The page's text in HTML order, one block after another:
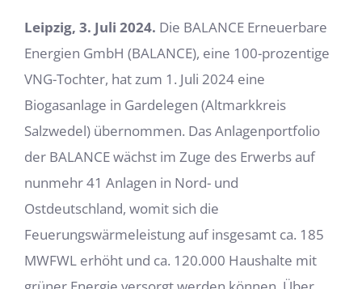
Leipzig, 3. Juli 2024. Die BALANCE Erneuerbare
Energien GmbH (BALANCE), eine 100-prozentige
VNG-Tochter, hat zum 1. Juli 2024 eine
Biogasanlage in Gardelegen (Altmarkkreis
Salzwedel) übernommen. Das Anlagenportfolio
der BALANCE wächst im Zuge des Erwerbs auf
nunmehr 41 Anlagen in Nord- und
Ostdeutschland, womit sich die
Feuerungswärmeleistung auf insgesamt ca. 185
MWFWL erhöht und ca. 120.000 Haushalte mit